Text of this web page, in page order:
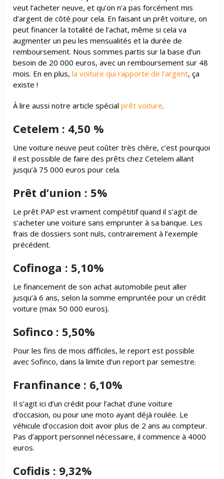
veut l’acheter neuve, et qu’on n’a pas forcément mis
d’argent de côté pour cela. En faisant un prêt voiture, on
peut financer la totalité de l’achat, même si cela va
augmenter un peu les mensualités et la durée de
remboursement. Nous sommes partis sur la base d’un
besoin de 20 000 euros, avec un remboursement sur 48
mois. En en plus,la voiture qui rapporte de l’argent, ça
existe !
À lire aussi notre article spécialprêt voiture.
Cetelem : 4,50 %
Une voiture neuve peut coûter très chère, c’est pourquoi
il est possible de faire des prêts chez Cetelem allant
jusqu’à 75 000 euros pour cela.
Prêt d’union : 5%
Le prêt PAP est vraiment compétitif quand il s’agit de
s’acheter une voiture sans emprunter à sa banque. Les
frais de dossiers sont nuls, contrairement à l’exemple
précédent.
Cofinoga : 5,10%
Le financement de son achat automobile peut aller
jusqu’à 6 ans, selon la somme empruntée pour un crédit
voiture (max 50 000 euros).
Sofinco : 5,50%
Pour les fins de mois difficiles, le report est possible
avec Sofinco, dans la limite d’un report par semestre.
Franfinance : 6,10%
Il s’agit ici d’un crédit pour l’achat d‘une voiture
d’occasion, ou pour une moto ayant déjà roulée. Le
véhicule d’occasion doit avoir plus de 2 ans au compteur.
Pas d’apport personnel nécessaire, il commence à 4000
euros.
Cofidis : 9,32%